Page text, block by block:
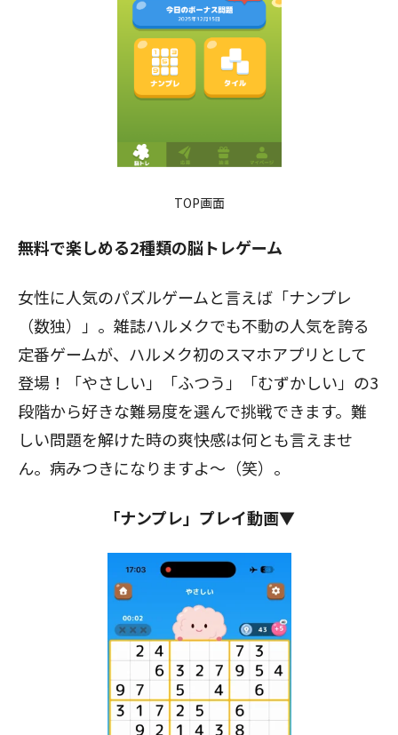
TOP画面
無料で楽しめる2種類の脳トレゲーム
女性に人気のパズルゲームと言えば「ナンプレ
（数独）」。雑誌ハルメクでも不動の人気を誇る
定番ゲームが、ハルメク初のスマホアプリとして
登場！「やさしい」「ふつう」「むずかしい」の3
段階から好きな難易度を選んで挑戦できます。難
しい問題を解けた時の爽快感は何とも言えませ
ん。病みつきになりますよ～（笑）。
「ナンプレ」プレイ動画▼